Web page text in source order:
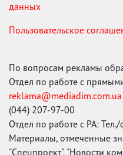
данных
Пользовательское
По вопросам рекламы
Отдел по работе с
reklama@mediadim.com.ua
(044) 207-97-00
Отдел по работе с РА:
Материалы, отмеченные
"Спецпроект", "Новости